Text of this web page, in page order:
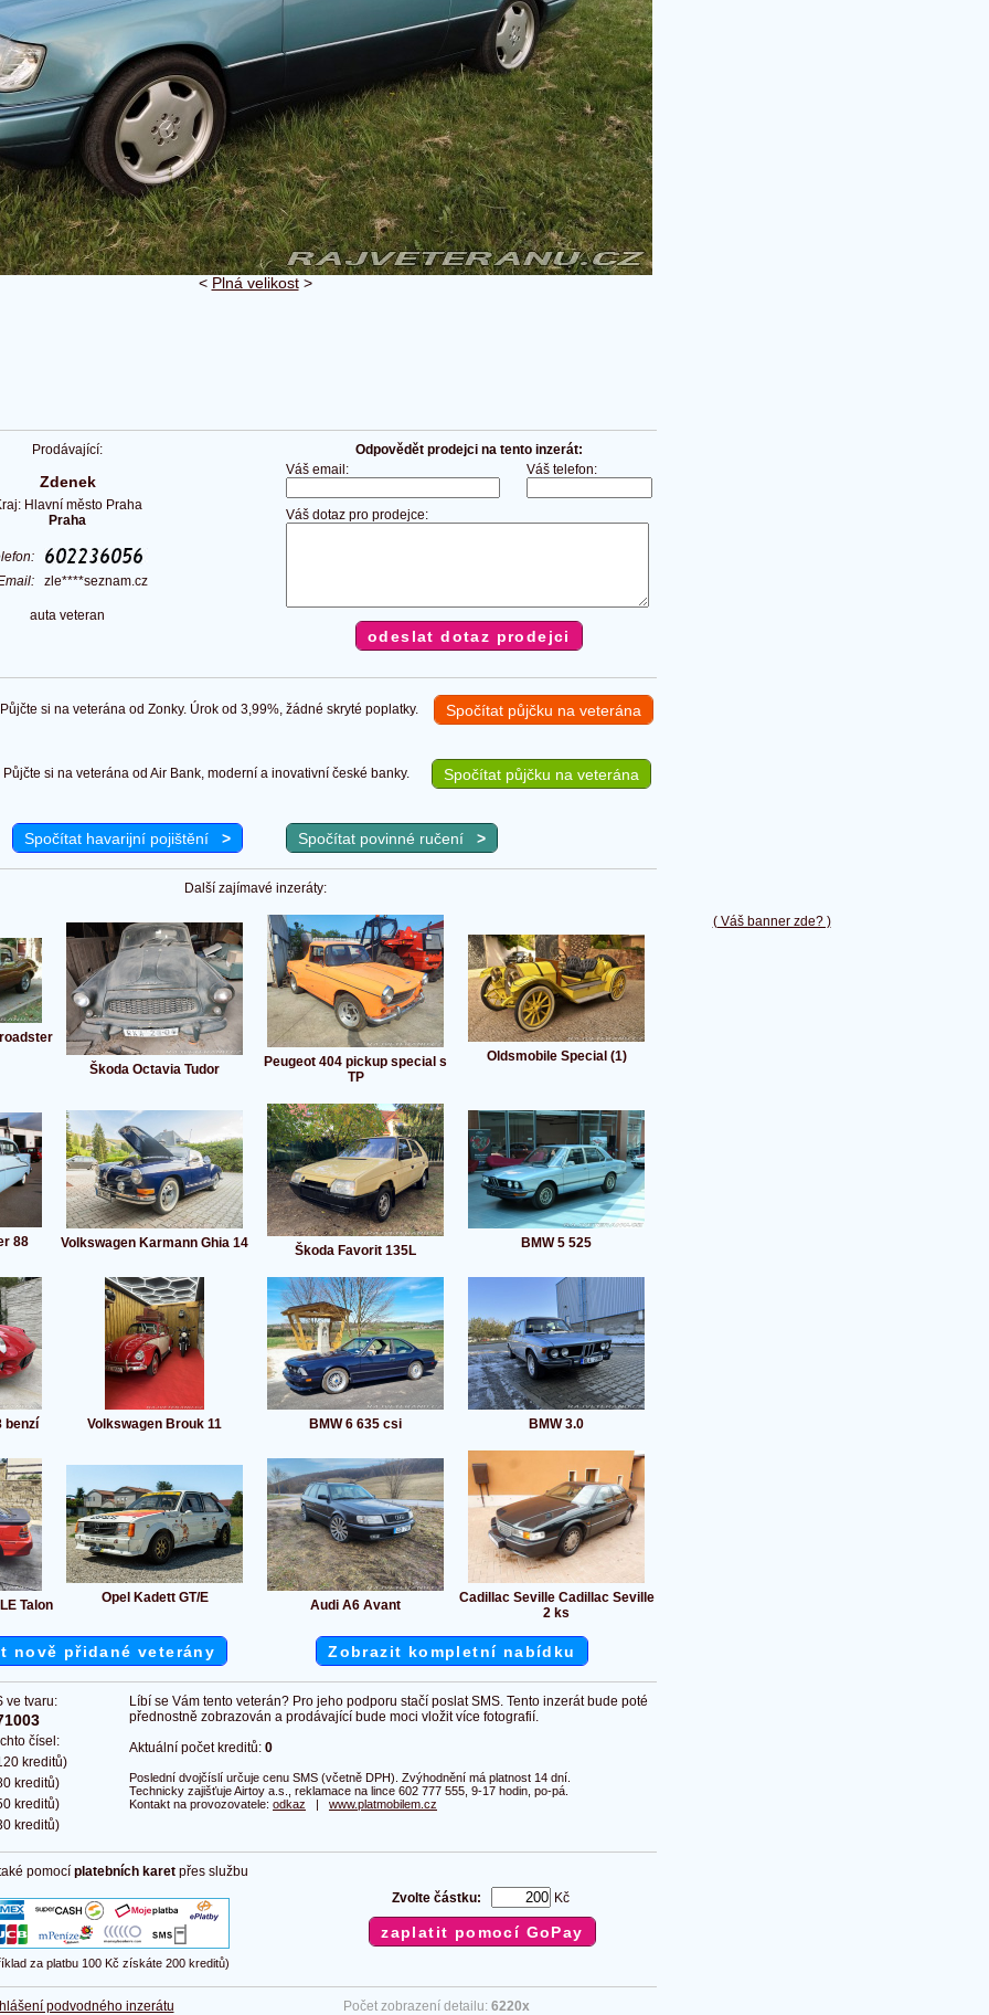
( Váš banner zde? )
< Plná velikost>
Prodávající:
Zdenek
Hlavní město Praha
Praha
zle****seznam.cz
auta veteran
Odpovědět prodejci na tento inzerát:
Váš email:
Váš telefon:
Váš dotaz pro prodejce:
si na veterána od Zonky. Úrok od 3,99%, žádné skryté poplatky. Spočítat půjčku na veterána
si na veterána od Air Bank, moderní a inovativní české banky. Spočítat půjčku na veterána
Spočítat havarijní pojištění > Spočítat povinné ručení >
Další zajímavé inzeráty:
Škoda Octavia Tudor
Peugeot 404 pickup special s
TP
Oldsmobile Special (1)
88 Volkswagen Karmann Ghia 14 Škoda Favorit 135L BMW 5 525
benzí Volkswagen Brouk 11 BMW 6 635 csi BMW 3.0
Talon Opel Kadett GT/E Audi A6 Avant
Cadillac Seville Cadillac Seville
2 ks
nově přidané veterány Zobrazit kompletní nabídku
ve tvaru:
čísel:
kreditů)
kreditů)
kreditů)
kreditů)
Líbí se Vám tento veterán? Pro jeho podporu stačí poslat SMS. Tento inzerát bude poté
přednostně zobrazován a prodávající bude moci vložit více fotografií.
Aktuální počet kreditů: 0
Poslední dvojčíslí určuje cenu SMS (včetně DPH). Zvýhodnění má platnost 14 dní.
Technicky zajišťuje Airtoy a.s., reklamace na lince 602 777 555, 9-17 hodin, po-pá.
Kontakt na provozovatele: odkaz | www.platmobilem.cz
pomocí platebních karet přes službu
za platbu 100 Kč získáte 200 kreditů)
Zvolte částku: Kč
podvodného inzerátu Počet zobrazení detailu: 6220x